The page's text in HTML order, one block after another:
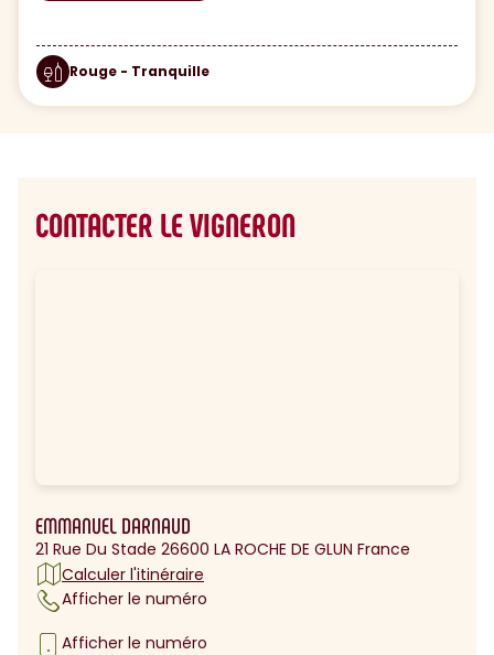
Rouge - Tranquille
CONTACTER LE VIGNERON
EMMANUEL DARNAUD
21 Rue Du Stade 26600 LA ROCHE DE GLUN France
Calculer l'itinéraire
Afficher le numéro
Afficher le numéro